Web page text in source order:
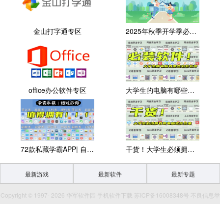
金山打字通专区 2025年秋季开学季必备软件大全
office办公软件专区 大学生的电脑有哪些必装软件？
72款私藏学霸APP| 自律变学霸 干货！大学生必须拥有的电脑软件
最新游戏 最新软件 最新专题
Copyright © 1997- 2026 华军软件园 手机软件下载 苏ICP备16008348号 不良信息举